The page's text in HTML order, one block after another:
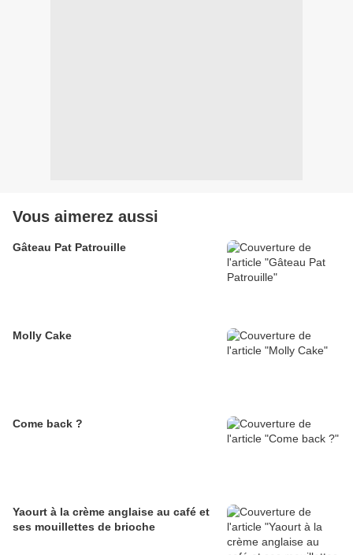
Vous aimerez aussi
Gâteau Pat Patrouille
Molly Cake
Come back ?
Yaourt à la crème anglaise au café et
ses mouillettes de brioche